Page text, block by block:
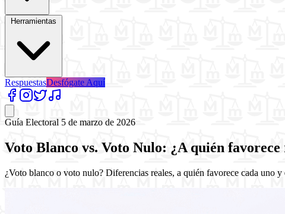
RespuestasDesfógate Aquí
Guía Electoral 5 de marzo de 2026
Voto Blanco vs. Voto Nulo: ¿A quién
¿Voto blanco o voto nulo? Diferencias reales, a quién favorece cada uno